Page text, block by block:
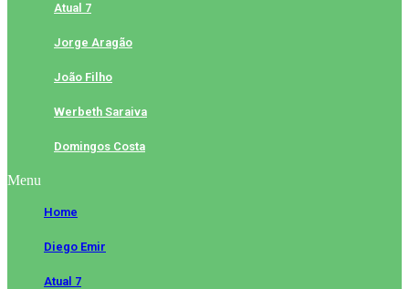
Atual 7
Jorge Aragão
João Filho
Werbeth Saraiva
Domingos Costa
Menu
Home
Diego Emir
Atual 7